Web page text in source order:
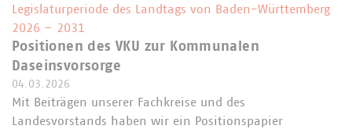
Legislaturperiode des Landtags von Baden-Württemberg
2026 – 2031
Positionen des VKU zur Kommunalen
Daseinsvorsorge
04.03.2026
Mit Beiträgen unserer Fachkreise und des
Landesvorstands haben wir ein Positionspapier